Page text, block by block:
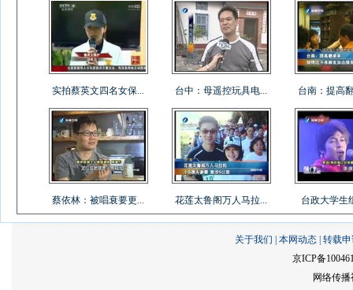
实拍蔡英文四名女保... 台中：母遥控玩具电... 台南：提高
蔡依林：被唱衰要更... 花莲太鲁阁万人马拉... 台政大学生
关于我们 本网动态 转载
京ICP备
网络传